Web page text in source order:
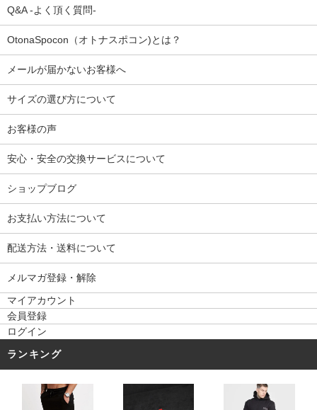
Q&A -よく頂く質問-
OtonaSpocon（オトナスポコン)とは？
メールが届かないお客様へ
サイズの選び方について
お客様の声
安心・安全の交換サービスについて
ショップブログ
お支払い方法について
配送方法・送料について
メルマガ登録・解除
マイアカウント
会員登録
ログイン
ランキング